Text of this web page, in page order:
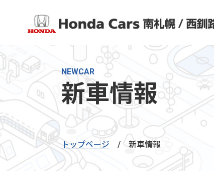
NEWCAR
新車情報
トップページ / 新車情報